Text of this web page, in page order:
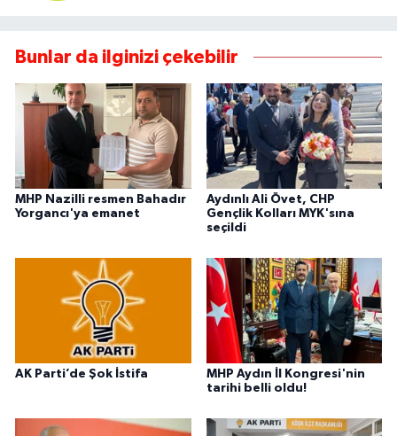
Bunlar da ilginizi çekebilir
MHP Nazilli resmen Bahadır
Yorgancı'ya emanet
Aydınlı Ali Övet, CHP
Gençlik Kolları MYK'sına
seçildi
AK Parti’de Şok İstifa
MHP Aydın İl Kongresi'nin
tarihi belli oldu!